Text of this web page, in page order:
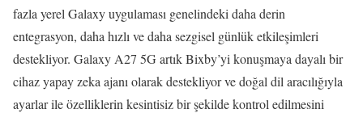
fazla yerel Galaxy uygulaması genelindeki daha derin
entegrasyon, daha hızlı ve daha sezgisel günlük etkileşimleri
destekliyor. Galaxy A27 5G artık Bixby’yi konuşmaya dayalı bir
cihaz yapay zeka ajanı olarak destekliyor ve doğal dil aracılığıyla
ayarlar ile özelliklerin kesintisiz bir şekilde kontrol edilmesini